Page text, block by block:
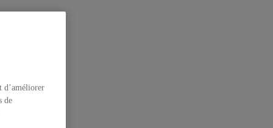
d’améliorer
de